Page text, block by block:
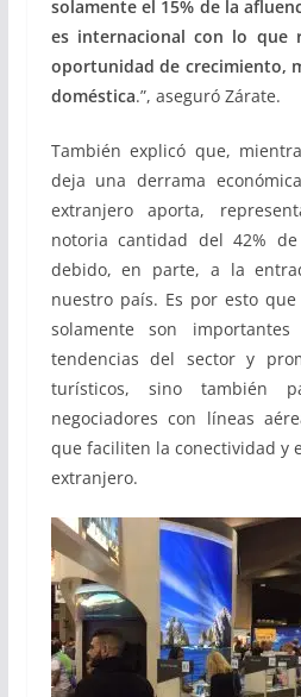
solamente el 15% de la
es internacional con lo que
oportunidad de crecimiento,
doméstica.”, aseguró Zárate.
También explicó que,
deja una derrama
extranjero aporta,
notoria cantidad del 42%
debido, en parte, a la
nuestro país. Es por esto
solamente son
tendencias del sector y
turísticos, sino también
negociadores con líneas
que faciliten la conectividad y
extranjero.